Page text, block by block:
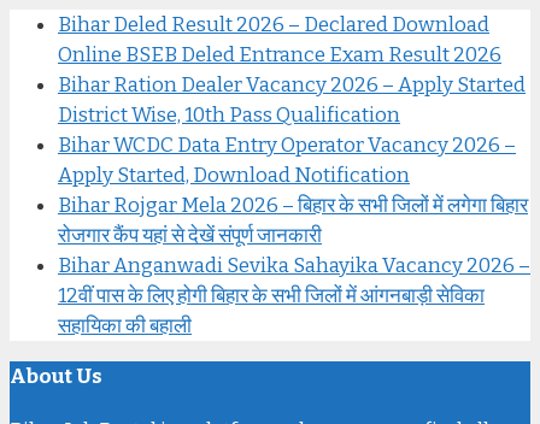
Bihar Deled Result 2026 – Declared Download
Online BSEB Deled Entrance Exam Result 2026
Bihar Ration Dealer Vacancy 2026 – Apply Started
District Wise, 10th Pass Qualification
Bihar WCDC Data Entry Operator Vacancy 2026 –
Apply Started, Download Notification
Bihar Rojgar Mela 2026 – बिहार के सभी जिलों में लगेगा बिहार
रोजगार कैंप यहां से देखें संपूर्ण जानकारी
Bihar Anganwadi Sevika Sahayika Vacancy 2026 –
12वीं पास के लिए होगी बिहार के सभी जिलों में आंगनबाड़ी सेविका
सहायिका की बहाली
About Us